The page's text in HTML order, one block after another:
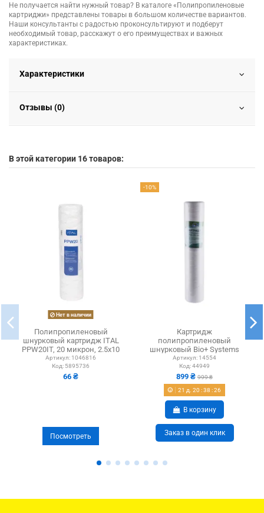
Не получается найти нужный товар? В каталоге «Полипропиленовые
картриджи» представлены товары в большом количестве вариантов.
Наши консультанты с радостью проконсультируют и подберут
необходимый товар, расскажут о его преимуществах и важных
характеристиках.
Характеристики
Отзывы (0)
В этой категории 16 товаров:
Нет в наличии
Полипропиленовый
шнурковый картридж ITAL
PPW20IT, 20 микрон, 2.5х10
дюйма
Артикул: 1046816
Код: 5895736
66 ₴
Посмотреть
-10%
Картридж
полипропиленовый
шнурковый Bio+ Systems
PPW-20L-LN BigBlue 20 50
мкм
Артикул: 14554
Код:44949
899 ₴ 999 ₴
21 д. 20 :38 :25
В корзину
Заказ в один клик